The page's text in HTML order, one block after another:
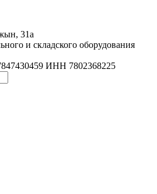
31а
и складского оборудования
ИНН 7802368225